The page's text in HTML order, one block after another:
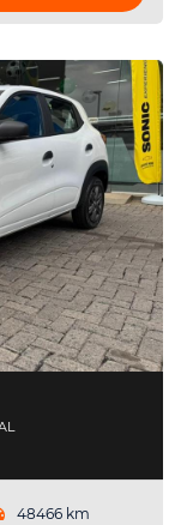
48466 km